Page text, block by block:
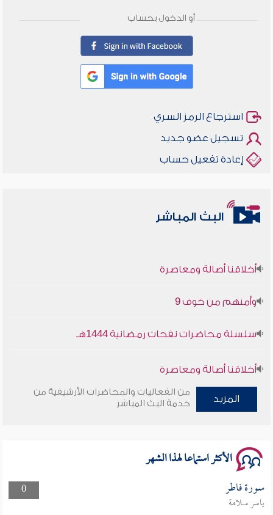
أو الدخول بحساب
استرجاع الرمز السري
تسجيل عضو جديد
إعادة تفعيل حساب
البث المباشر
أخلاقنا أصالة ومعاصرة
وأمنهم من خوف 9
سلسلة محاضرات نفحات رمضانية 1444هـ
أخلاقنا أصالة ومعاصرة
وأمنهم من خوف 9
المزيد
من الفعاليات والمحاضرات الأرشيفية من
خدمة البث المباشر
الأكثر استماعا لهذا الشهر
0 سورة فاطر
ياسر سلامة